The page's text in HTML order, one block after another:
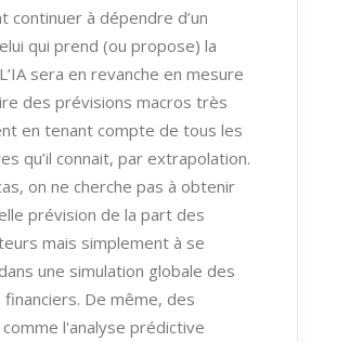
continuer à dépendre d’un
qui prend (ou propose) la
sera en revanche en mesure
des prévisions macros très
en tenant compte de tous les
qu’il connait, par extrapolation.
on ne cherche pas à obtenir
prévision de la part des
mais simplement à se
une simulation globale des
De même, des
l'analyse prédictive